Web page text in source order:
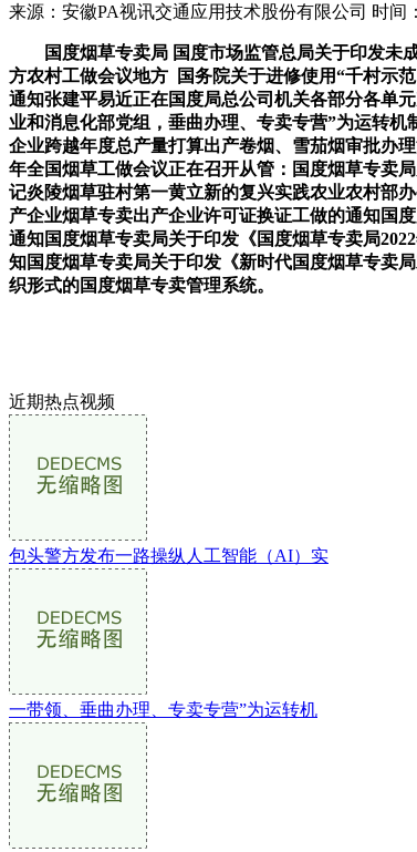
来源：安徽PA视讯交通应用技术股份有限公司 时间
国度烟草专卖局 国度市场监管总局关于印发未成
方农村工做会议地方 国务院关于进修使用“千村示
通知张建平易近正在国度局总公司机关各部分各单
业和消息化部党组，垂曲办理、专卖专营”为运转
企业跨越年度总产量打算出产卷烟、雪茄烟审批办
年全国烟草工做会议正在召开从管：国度烟草专
记炎陵烟草驻村第一黄立新的复兴实践农业农村部
产企业烟草专卖出产企业许可证换证工做的通知国
通知国度烟草专卖局关于印发《国度烟草专卖局
知国度烟草专卖局关于印发《新时代国度烟草专卖
织形式的国度烟草专卖管理系统。
近期热点视频
包头警方发布一路操纵人工智能（AI）实
一带领、垂曲办理、专卖专营”为运转机